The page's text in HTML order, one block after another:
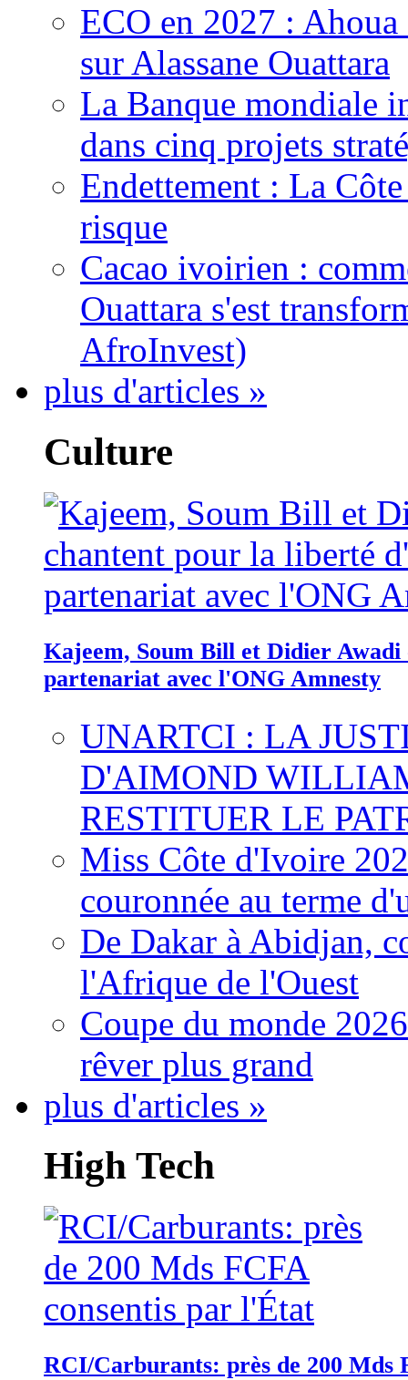
ECO en 2027 :
sur Alassane Ouattara
La Banque mondiale
dans cinq projets
Endettement : La
risque
Cacao ivoirien :
Ouattara s'est
AfroInvest)
plus d'articles »
Culture
Kajeem, Soum Bill et Didier
partenariat avec l'ONG Amnesty
UNARTCI : LA
D'AIMOND
RESTITUER LE
Miss Côte d'Ivoire
couronnée au terme
De Dakar à Abidjan,
l'Afrique de l'Ouest
Coupe du monde
rêver plus grand
plus d'articles »
High Tech
RCI/Carburants: près de 200 Mds